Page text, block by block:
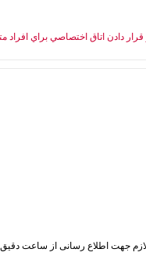
دادن اتاق اختصاصي براي افراد